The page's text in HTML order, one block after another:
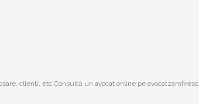
clienți, etc.Consultă un avocat online pe